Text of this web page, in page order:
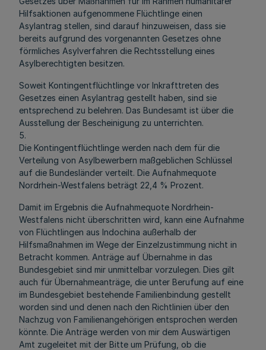
Hilfsaktionen aufgenommene Flüchtlinge einen
Asylantrag stellen, sind darauf hinzuweisen, dass sie
bereits aufgrund des vorgenannten Gesetzes ohne
förmliches Asylverfahren die Rechtsstellung eines
Asylberechtigten besitzen.
Soweit Kontingentflüchtlinge vor Inkrafttreten des
Gesetzes einen Asylantrag gestellt haben, sind sie
entsprechend zu belehren. Das Bundesamt ist über die
Ausstellung der Bescheinigung zu unterrichten.
5.
Die Kontingentflüchtlinge werden nach dem für die
Verteilung von Asylbewerbern maßgeblichen Schlüssel
auf die Bundesländer verteilt. Die Aufnahmequote
Nordrhein-Westfalens beträgt 22,4 % Prozent.
Damit im Ergebnis die Aufnahmequote Nordrhein-
Westfalens nicht überschritten wird, kann eine Aufnahme
von Flüchtlingen aus Indochina außerhalb der
Hilfsmaßnahmen im Wege der Einzelzustimmung nicht in
Betracht kommen. Anträge auf Übernahme in das
Bundesgebiet sind mir unmittelbar vorzulegen. Dies gilt
auch für Übernahmeanträge, die unter Berufung auf eine
im Bundesgebiet bestehende Familienbindung gestellt
worden sind und denen nach den Richtlinien über den
Nachzug von Familienangehörigen entsprochen werden
könnte. Die Anträge werden von mir dem Auswärtigen
Amt zugeleitet mit der Bitte um Prüfung, ob die